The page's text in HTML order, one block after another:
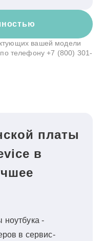
вашей модели
по телефону+7 (800) 301-
платы
в
ноутбука -
в сервис-